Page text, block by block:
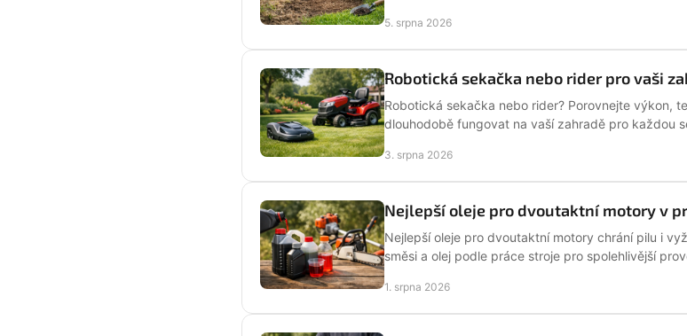
5. srpna 2026
Robotická sekačka nebo rider pro vaši
Robotická sekačka nebo rider? Porovnejte výkon,
dlouhodobě fungovat na vaší zahradě pro každou
3. srpna 2026
Nejlepší oleje pro dvoutaktní motory v
Nejlepší oleje pro dvoutaktní motory chrání pilu i
směsi a olej podle práce stroje pro spolehlivější
1. srpna 2026